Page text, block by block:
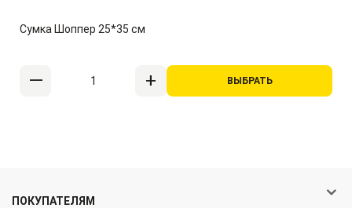
Сумка Шоппер 25*35 см
ВЫБРАТЬ
ПОКУПАТЕЛЯМ